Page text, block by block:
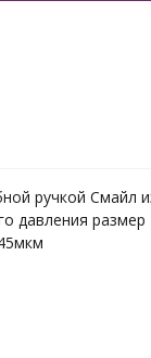
ручкой Смайл
давления размер